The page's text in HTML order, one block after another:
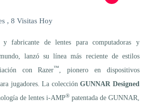
, 8 Visitas Hoy
fabricante de lentes para computadoras y
lanzó su línea más reciente de estilos
con Razer™
, pionero en dispositivos
jugadores. La colecciónGUNNAR Designed
de lentes i-AMP® patentada de GUNNAR,